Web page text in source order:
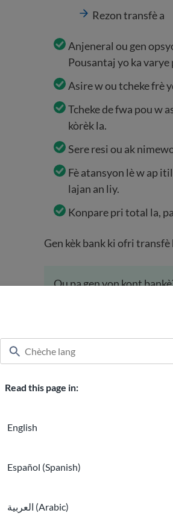
Read this page in:
English
Español (Spanish)
العربية (Arabic)
Rezon transfè a
Anjeneral ou gen
Pousantaj yo ka varye
Asire w ou tcheke frè
Tcheke de fwa pou w
kòrèk la.
Sere resi ou ak
Fè atansyon lè w ap
lajan an liy.
Konpare pri total la,
Gen kèk bank ki ofri
Ou pa gen yon kont
Sèvis transfè
Transfè lajan fèt atravè
finansye. Ou pa bezwen
Gen anpil opsyon sèvis
diferan metòd peman gras
ou kreye yon kont.